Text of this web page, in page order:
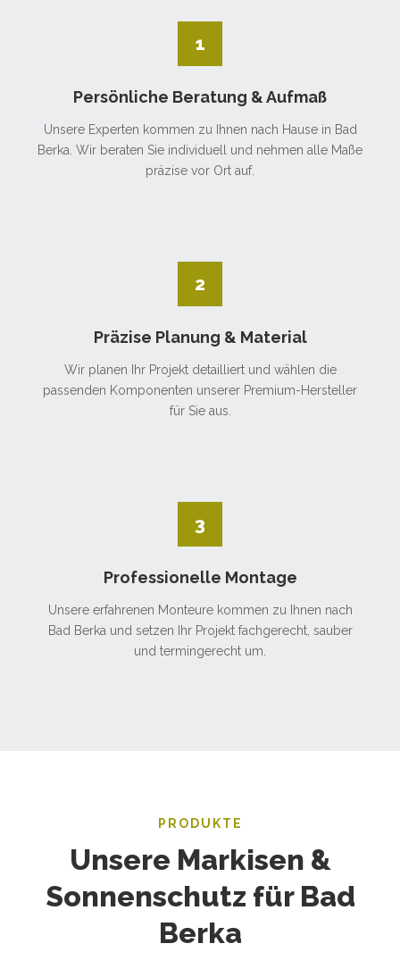
1
Persönliche Beratung & Aufmaß
Unsere Experten kommen zu Ihnen nach Hause in Bad
Berka. Wir beraten Sie individuell und nehmen alle Maße
präzise vor Ort auf.
2
Präzise Planung & Material
Wir planen Ihr Projekt detailliert und wählen die
passenden Komponenten unserer Premium-Hersteller
für Sie aus.
3
Professionelle Montage
Unsere erfahrenen Monteure kommen zu Ihnen nach
Bad Berka und setzen Ihr Projekt fachgerecht, sauber
und termingerecht um.
PRODUKTE
Unsere Markisen &
Sonnenschutz für Bad
Berka